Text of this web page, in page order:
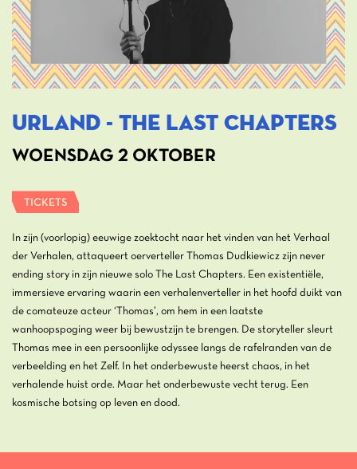
Urland - The Last Chapters
WOENSDAG 2 OKTOBER
TICKETS
In zijn (voorlopig) eeuwige zoektocht naar het vinden van het Verhaal
der Verhalen, attaqueert oerverteller Thomas Dudkiewicz zijn never
ending story in zijn nieuwe solo The Last Chapters. Een existentiële,
immersieve ervaring waarin een verhalenverteller in het hoofd duikt van
de comateuze acteur ‘Thomas’, om hem in een laatste
wanhoopspoging weer bij bewustzijn te brengen. De storyteller sleurt
Thomas mee in een persoonlijke odyssee langs de rafelranden van de
verbeelding en het Zelf. In het onderbewuste heerst chaos, in het
verhalende huist orde. Maar het onderbewuste vecht terug. Een
kosmische botsing op leven en dood.